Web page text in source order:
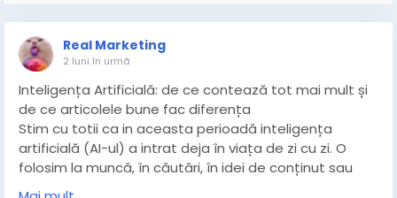
Real Marketing
2 luni în urmă
Inteligența Artificială: de ce contează tot mai mult și
de ce articolele bune fac diferența
Stim cu totii ca in aceasta perioadă inteligența
artificială (AI-ul) a intrat deja în viața de zi cu zi. O
folosim la muncă, în căutări, în idei de conținut sau
chiar pentru a înțelege mai repede informații